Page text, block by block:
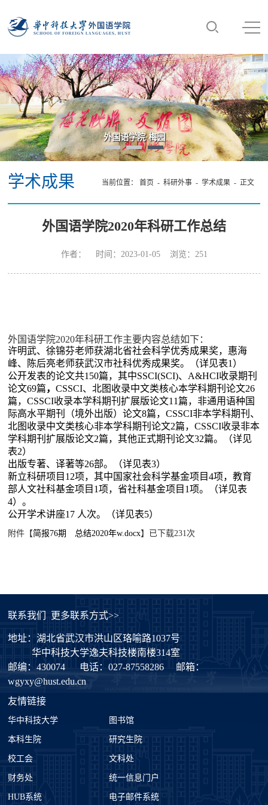
外国语学院·梅园
学术成果 当前位置： 首页 - 科研外事- 学术成果- 正文
外国语学院2020年科研工作总结
作者： 时间：2023-01-05 浏览： 251
外国语学院2020年科研工作主要内容总结如下：
许明武、徐锦芬老师获湖北省社会科学优秀成果奖，惠海
峰、陈后亮老师获武汉市社科优秀成果奖。（详见表1 ）
公开发表的论文共150篇，其中SSCI(SCI)、 A&HCI收录期刊
论文69篇，CSSCI、北图收录中文类核心本学科期刊论文26
篇，CSSCI收录本学科期刊扩展版论文11篇，非通用语种国
际高水平期刊（境外出版）论文8篇，CSSCI非本学科期刊、
北图收录中文类核心非本学科期刊论文2篇，CSSCI收录非本
学科期刊扩展版论文2篇，其他正式期刊论文32篇。
（详见
表2）
出版专著、译著等26部。 （详见表3）
新立科研项目 12项，其中国家社会科学基金项目4项，教育
部人文社科基金项目 1项，省社科基金项目 1项。（详见表
4）。
公开学术讲座17 人次。（详见表5）
附件【简报76期 总结2020年w.docx】已下载231次
联系我们 更多联系方式>>
地址：湖北省武汉市洪山区珞喻路1037号
华中科技大学逸夫科技楼南楼314室
邮编：430074
电话：027-87558286
邮箱：
wgyxy@hust.edu.cn
友情链接
华中科技大学 图书馆
本科生院 研究生院
校工会 文科处
财务处 统一信息门户
HUB系统 电子邮件系统